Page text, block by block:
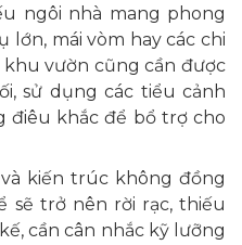
ngôi nhà mang phong
lớn, mái vòm hay các chi
vườn cũng cần được
sử dụng các tiểu cảnh
điêu khắc để bổ trợ cho
kiến trúc không đồng
sẽ trở nên rời rạc, thiếu
cần cân nhắc kỹ lưỡng